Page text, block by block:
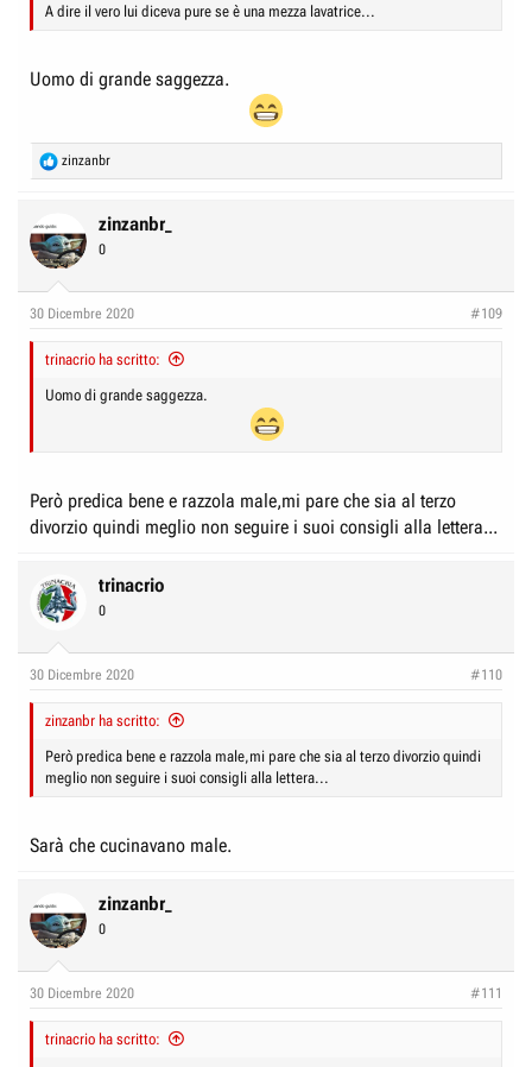
A dire il vero lui diceva pure se è una mezza lavatrice...
Uomo di grande saggezza.
R
e
t
i
s
zinzanbr
zinzanbr_
0
30 Dicembre 2020 #109
trinacrio ha scritto:
Uomo di grande saggezza.
Però predica bene e razzola male,mi pare che sia al terzo
divorzio quindi meglio non seguire i suoi consigli alla lettera...
trinacrio
0
30 Dicembre 2020 #110
zinzanbr ha scritto:
Però predica bene e razzola male,mi pare che sia al terzo divorzio quindi
meglio non seguire i suoi consigli alla lettera...
Sarà che cucinavano male.
zinzanbr_
0
30 Dicembre 2020 #111
trinacrio ha scritto: